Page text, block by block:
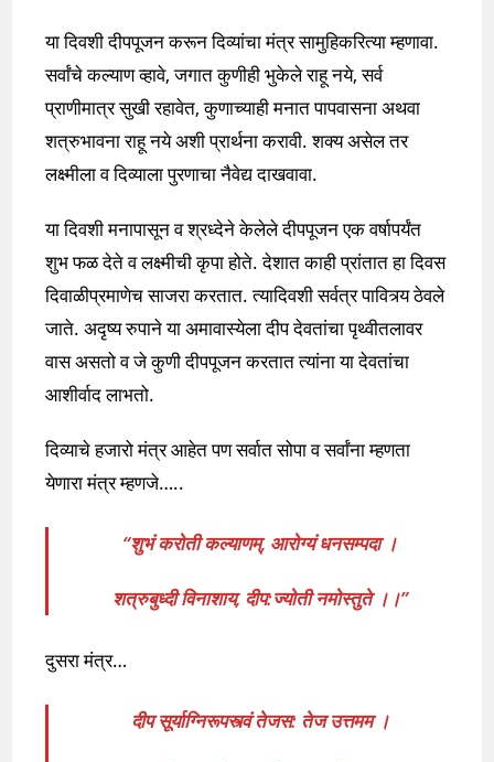
या दिवशी दीपपूजन करून दिव्यांचा मंत्र सामुहिकरित्या म्हणावा.
सर्वांचे कल्याण व्हावे, जगात कुणीही भुकेले राहू नये, सर्व
प्राणीमात्र सुखी रहावेत, कुणाच्याही मनात पापवासना अथवा
शत्रुभावना राहू नये अशी प्रार्थना करावी. शक्य असेल तर
लक्ष्मीला व दिव्याला पुरणाचा नैवेद्य दाखवावा.
या दिवशी मनापासून व श्रध्देने केलेले दीपपूजन एक वर्षापर्यंत
शुभ फळ देते व लक्ष्मीची कृपा होते. देशात काही प्रांतात हा दिवस
दिवाळीप्रमाणेच साजरा करतात. त्यादिवशी सर्वत्र पावित्र्य ठेवले
जाते. अदृष्य रुपाने या अमावास्येला दीप देवतांचा पृथ्वीतलावर
वास असतो व जे कुणी दीपपूजन करतात त्यांना या देवतांचा
आशीर्वाद लाभतो.
दिव्याचे हजारो मंत्र आहेत पण सर्वात सोपा व सर्वांना म्हणता
येणारा मंत्र म्हणजे…..
“शुभं करोती कल्याणम्, आरोग्यं धनसम्पदा ।
शत्रुबुध्दी विनाशाय, दीप:ज्योती नमोस्तुते ।।”
दुसरा मंत्र…
दीप सूर्याग्निरूपस्त्वं तेजस: तेज उत्तमम ।